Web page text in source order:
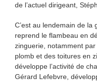
de l’actuel dirigeant,
C’est au lendemain de la
reprend le flambeau en
zinguerie, notamment
plomb et des toitures en
développe l’activité de
Gérard Lefebvre,